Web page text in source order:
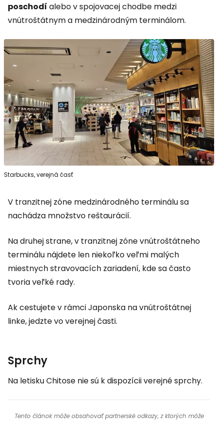
poschodí alebo v spojovacej chodbe medzi
vnútroštátnym a medzinárodným terminálom.
Starbucks, verejná časť
V tranzitnej zóne medzinárodného terminálu sa
nachádza množstvo reštaurácií.
Na druhej strane, v tranzitnej zóne vnútroštátneho
terminálu nájdete len niekoľko veľmi malých
miestnych stravovacích zariadení, kde sa často
tvoria veľké rady.
Ak cestujete v rámci Japonska na vnútroštátnej
linke, jedzte vo verejnej časti.
Sprchy
Na letisku Chitose nie sú k dispozícii verejné sprchy.
Tento článok môže obsahovať partnerské odkazy, z ktorých môže